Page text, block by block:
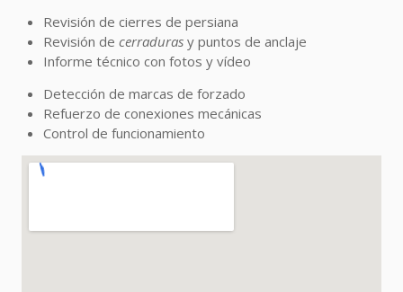
Revisión de cierres de persiana
Revisión de cerraduras y puntos de anclaje
Informe técnico con fotos y vídeo
Detección de marcas de forzado
Refuerzo de conexiones mecánicas
Control de funcionamiento